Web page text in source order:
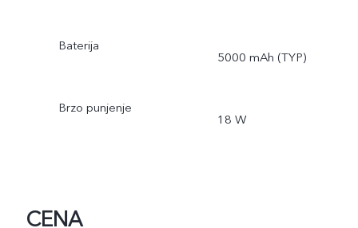
Baterija
5000 mAh (TYP)
Brzo punjenje
18 W
CENA